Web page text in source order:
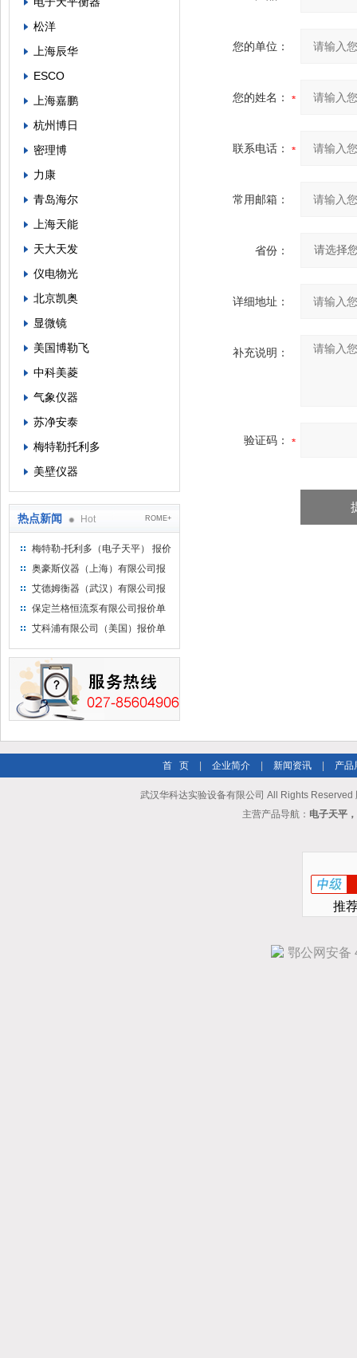
松洋
上海辰华
ESCO
上海嘉鹏
杭州博日
密理博
力康
青岛海尔
上海天能
天大天发
仪电物光
北京凯奥
显微镜
美国博勒飞
中科美菱
气象仪器
苏净安泰
梅特勒托利多
美壁仪器
热点新闻 Hot ROME+
梅特勒-托利多（电子天平） 报价
单
奥豪斯仪器（上海）有限公司报
价单
艾德姆衡器（武汉）有限公司报
价单
保定兰格恒流泵有限公司报价单
艾科浦有限公司（美国）报价单
您的单位：
您的姓名：
联系电话：
常用邮箱：
省份：
详细地址：
补充说明：
验证码：
首 页 企业简介 新闻资讯 产品
武汉华科达实验设备有限公司 All Rights Reserved
主营产品导航： 电子天平
推
鄂公网安备